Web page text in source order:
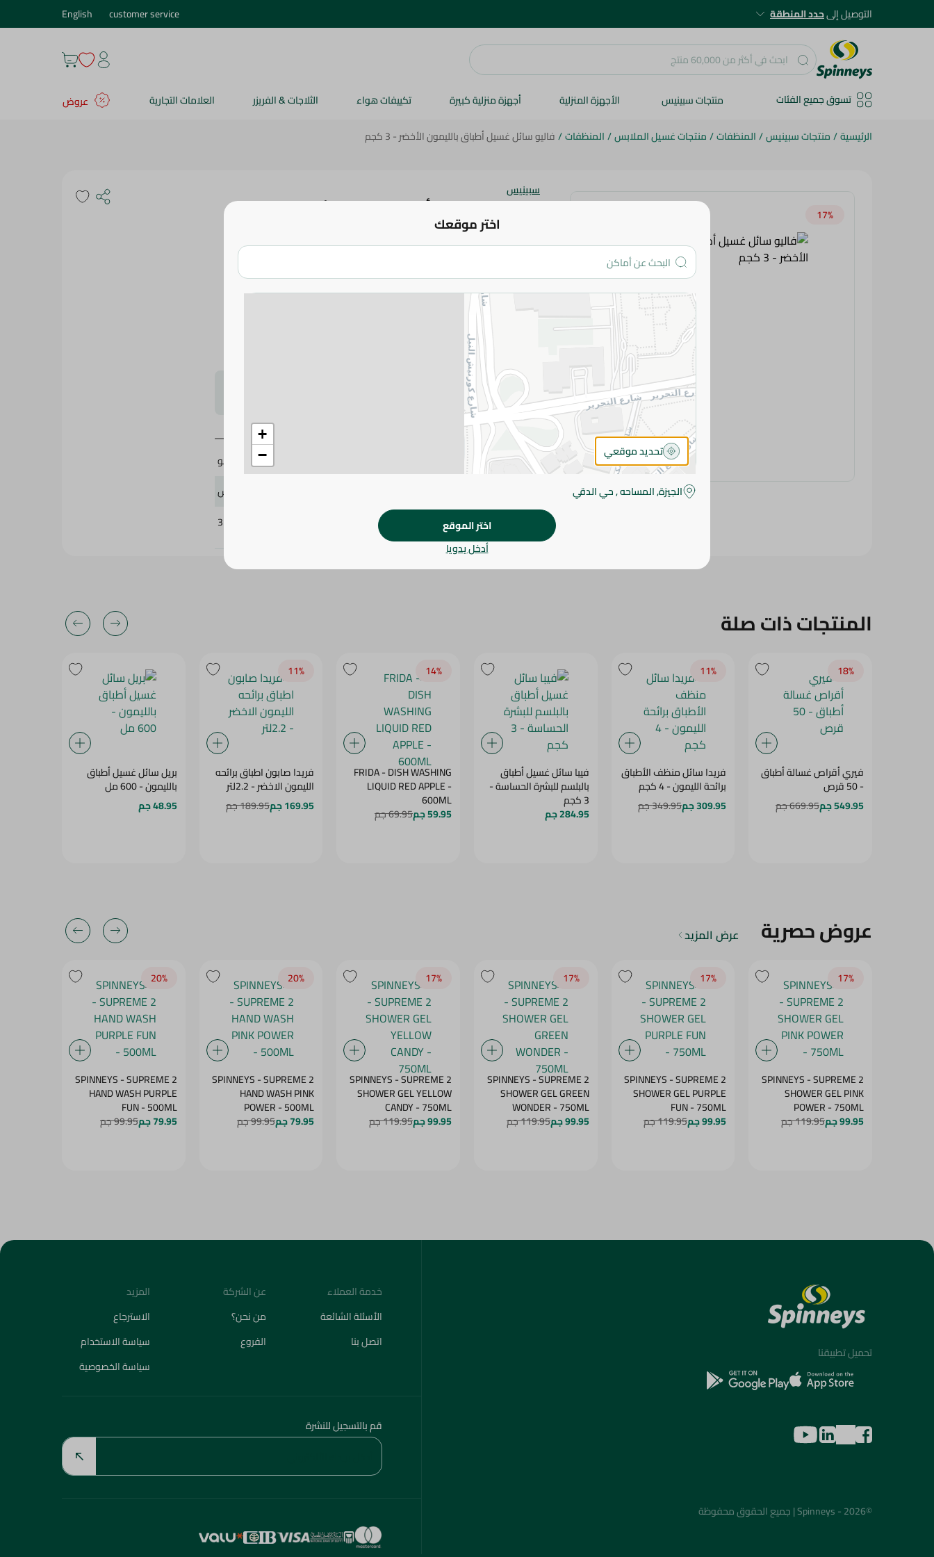
التوصيل إلىحدد المنطقة customer service
English
تسوق جميع الفئات منتجات سبينيس الأجهزة المنزلية أجهزة منزلية كبيرة تكييفات هواء الثلاجات & الفريزر العلامات التجارية
عروض
الرئيسية/منتجات سبينيس/المنظفات/منتجات غسيل الملابس/المنظفات/فاليو سائل غسيل أطباق بالليمون الأخضر - 3 كجم
17‎%‎
سبينيس
فاليو سائل غسيل أطباق بالليمون الأخضر - 3 كجم
89.95 جم
اضف للعربة
التفاصيل
سائل غسيل الأطباق فاليو بالليمون الأخضر يزيل الدهون بسهولة ويمنح الأطباق
نظافة ولمعانًا.
يرجى الملاحظة:
طفيف. قد يتغير التعبئة بناءً على التوفر.
المواصفات
الحجم
سبينيس
371448
المنتجات ذات صلة
18‎%‎
فيري أقراص غسالة أطباق
- 50 قرص
549.95 جم
669.95 جم
11‎%‎
فريدا سائل منظف الأطباق
برائحة الليمون - 4 كجم
309.95 جم
349.95 جم
فيبا سائل غسيل أطباق
بالبلسم للبشرة الحساسة -
3 كجم
284.95 جم
14‎%‎
FRIDA - DISH WASHING
LIQUID RED APPLE -
600ML
59.95 جم 69.95 جم
11‎%‎
فريدا صابون اطباق برائحه
الليمون الاخضر - 2.2لتر
169.95 جم
189.95 جم
بريل سائل غسيل أطباق
بالليمون - 600 مل
48.95 جم
عروض حصرية عرض المزيد
17‎%‎
SPINNEYS - SUPREME 2
SHOWER GEL PINK
POWER - 750ML
99.95 جم 119.95 جم
17‎%‎
SPINNEYS - SUPREME 2
SHOWER GEL PURPLE
FUN - 750ML
99.95 جم 119.95 جم
17‎%‎
SPINNEYS - SUPREME 2
SHOWER GEL GREEN
WONDER - 750ML
99.95 جم 119.95 جم
17‎%‎
SPINNEYS - SUPREME 2
SHOWER GEL YELLOW
CANDY - 750ML
99.95 جم 119.95 جم
20‎%‎
SPINNEYS - SUPREME 2
HAND WASH PINK
POWER - 500ML
79.95 جم 99.95 جم
20‎%‎
SPINNEYS - SUPREME 2
HAND WASH PURPLE
FUN - 500ML
79.95 جم 99.95 جم
اختر موقعك
+
−
تحديد موقعي
الجيزة, المساحه , حي الدقي
اختر الموقع
أدخل يدويا
تحميل تطبيقنا
©2026 - Spinneys | جميع الحقوق محفوظة
خدمة العملاء
الأسئلة الشائعة
اتصل بنا
عن الشركة
من نحن؟
الفروع
المزيد
الاسترجاع
سياسة الاستخدام
سياسة الخصوصية
قم بالتسجيل للنشرة